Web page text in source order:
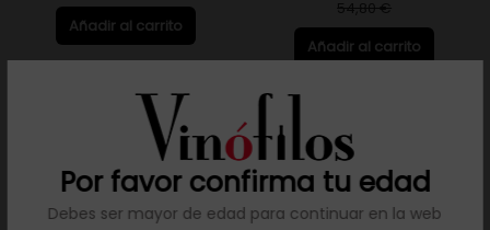
Por favor confirma tu edad
Debes ser mayor de edad para continuar en la web
Añadir al carrito
54,80 €
Añadir al carrito
PROMO / -10%